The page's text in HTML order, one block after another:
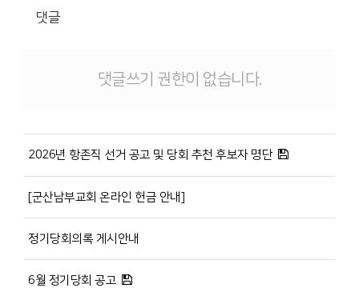
댓글
댓글쓰기 권한이 없습니다.
2026년 항존직 선거 공고 및 당회 추천 후보자 명단
[군산남부교회 온라인 헌금 안내]
정기당회의록 게시안내
6월 정기당회 공고